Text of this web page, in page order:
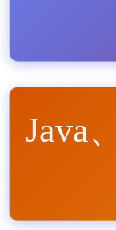
Java